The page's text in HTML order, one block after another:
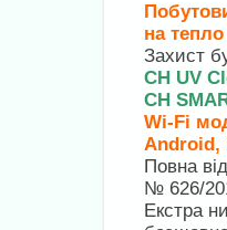
на
Захист
CH UV
CH
Wi-Fi
Android,
Повна
№ 626/
Екстра